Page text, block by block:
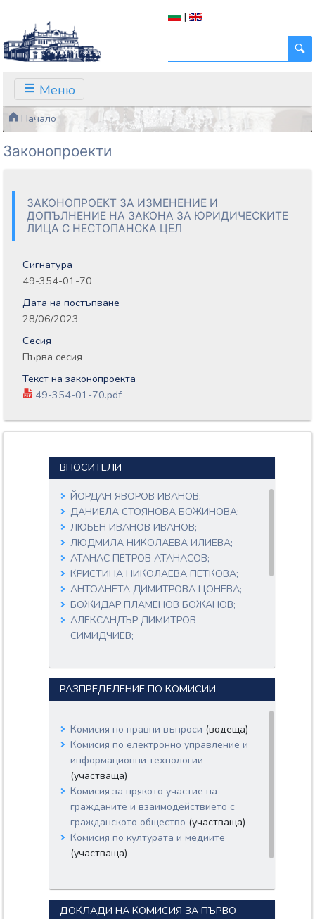
|
Меню
Начало
Законопроекти
ЗАКОНОПРОЕКТ ЗА ИЗМЕНЕНИЕ И
ДОПЪЛНЕНИЕ НА ЗАКОНА ЗА ЮРИДИЧЕСКИТЕ
ЛИЦА С НЕСТОПАНСКА ЦЕЛ
Сигнатура
49-354-01-70
Дата на постъпване
28/06/2023
Сесия
Първа сесия
Текст на законопроекта
49-354-01-70.pdf
ВНОСИТЕЛИ
ЙОРДАН ЯВОРОВ ИВАНОВ;
ДАНИЕЛА СТОЯНОВА БОЖИНОВА;
ЛЮБЕН ИВАНОВ ИВАНОВ;
ЛЮДМИЛА НИКОЛАЕВА ИЛИЕВА;
АТАНАС ПЕТРОВ АТАНАСОВ;
КРИСТИНА НИКОЛАЕВА ПЕТКОВА;
АНТОАНЕТА ДИМИТРОВА ЦОНЕВА;
БОЖИДАР ПЛАМЕНОВ БОЖАНОВ;
АЛЕКСАНДЪР ДИМИТРОВ
СИМИДЧИЕВ;
БЕЛОБРАДОВА;
СВИЛЕН ПЕТРОВ ТРИФОНОВ;
ИЛИНА СИМЕОНОВА МУТАФЧИЕВА;
ДИМИТЪР ГЕОРГИЕВ НАЙДЕНОВ;
ИВАЙЛО ХРИСТОВ МИТКОВСКИ;
РАЗПРЕДЕЛЕНИЕ ПО КОМИСИИ
Комисия по правни въпроси (водеща)
Комисия по електронно управление и
информационни технологии
(участваща)
Комисия за прякото участие на
гражданите и взаимодействието с
гражданското общество (участваща)
Комисия по културата и медиите
(участваща)
ДОКЛАДИ НА КОМИСИЯ ЗА ПЪРВО